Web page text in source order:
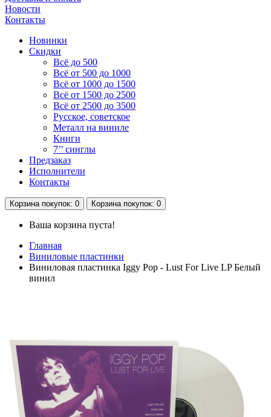
Новости
Контакты
Новинки
Скидки
Всё до 500
Всё от 500 до 1000
Всё от 1000 до 1500
Всё от 1500 до 2500
Всё от 2500 до 3500
Русское, советское
Металл на виниле
Книги
7’’ синглы
Предзаказ
Исполнители
Контакты
Корзина покупок: 0 Корзина покупок: 0
Ваша корзина пуста!
Главная
Виниловые пластинки
Виниловая пластинка Iggy Pop - Lust For Live LP Белый
винил